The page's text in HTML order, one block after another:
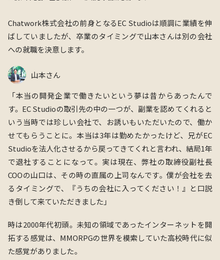
Chatwork株式会社の前身となるEC Studioは順調に業績を伸
ばしていましたが、卒業のタイミングで山本さんは別の会社
への就職を決意します。
山本さん
「本当の開発企業で働きたいという夢は昔からあったんで
す。EC Studioの取引先の中の一つが、副業を認めてくれると
いう当時では珍しい会社で、お誘いもいただいたので、働か
せてもらうことに。本当は3年は勤めたかったけど、兄がEC
Studioを法人化させるから戻ってきてくれと言われ、結局1年
で退社することになって。実は現在、弊社の取締役副社長
COOの山口は、 その時の直属の上司なんです。僕が会社を去
るタイミングで、『うちの会社に入ってください！』と口説
き倒して来ていただきました 」
時は2000年代初頭。未知の領域であったインターネットを開
拓する感覚は、MMORPGの世界を模索していた高校時代に似
た感覚がありました。